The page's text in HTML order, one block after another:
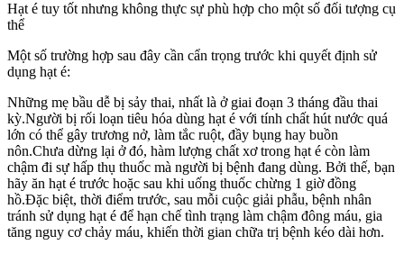
Hạt é tuy tốt nhưng không thực sự phù hợp cho một số đối tượng cụ
thể
Một số trường hợp sau đây cần cẩn trọng trước khi quyết định sử
dụng hạt é:
Những mẹ bầu dễ bị sảy thai, nhất là ở giai đoạn 3 tháng đầu thai
kỳ.Người bị rối loạn tiêu hóa dùng hạt é với tính chất hút nước quá
lớn có thể gây trương nở, làm tắc ruột, đầy bụng hay buồn
nôn.Chưa dừng lại ở đó, hàm lượng chất xơ trong hạt é còn làm
chậm đi sự hấp thụ thuốc mà người bị bệnh đang dùng. Bởi thế, bạn
hãy ăn hạt é trước hoặc sau khi uống thuốc chừng 1 giờ đồng
hồ.Đặc biệt, thời điểm trước, sau mỗi cuộc giải phẫu, bệnh nhân
tránh sử dụng hạt é để hạn chế tình trạng làm chậm đông máu, gia
tăng nguy cơ chảy máu, khiến thời gian chữa trị bệnh kéo dài hơn.